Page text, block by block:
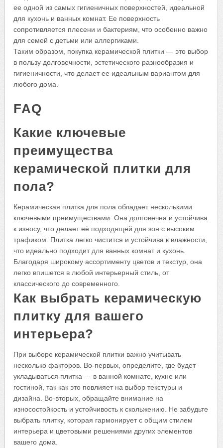
ее одной из самых гигиеничных поверхностей, идеальной
для кухонь и ванных комнат. Ее поверхность
сопротивляется плесени и бактериям, что особенно важно
для семей с детьми или аллергиками.
Таким образом, покупка керамической плитки — это выбор
в пользу долговечности, эстетического разнообразия и
гигиеничности, что делает ее идеальным вариантом для
любого дома.
FAQ
Какие ключевые
преимущества
керамической плитки для
пола?
Керамическая плитка для пола обладает несколькими
ключевыми преимуществами. Она долговечна и устойчива
к износу, что делает её подходящей для зон с высоким
трафиком. Плитка легко чистится и устойчива к влажности,
что идеально подходит для ванных комнат и кухонь.
Благодаря широкому ассортименту цветов и текстур, она
легко впишется в любой интерьерный стиль, от
классического до современного.
Как выбрать керамическую
плитку для вашего
интерьера?
При выборе керамической плитки важно учитывать
несколько факторов. Во-первых, определите, где будет
укладываться плитка — в ванной комнате, кухне или
гостиной, так как это повлияет на выбор текстуры и
дизайна. Во-вторых, обращайте внимание на
износостойкость и устойчивость к скольжению. Не забудьте
выбрать плитку, которая гармонирует с общим стилем
интерьера и цветовыми решениями других элементов
вашего дома.